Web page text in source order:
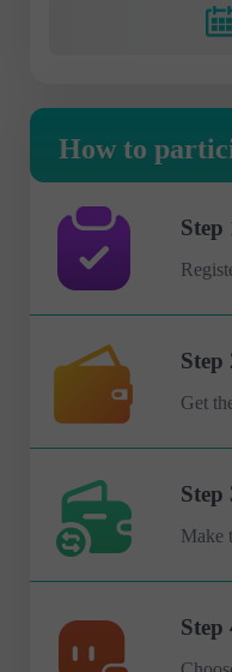
How to
Step
Step
Get
Step
Make
Step